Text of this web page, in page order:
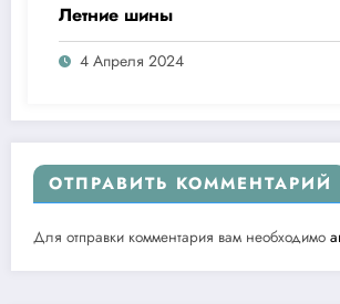
Летние шины
4 Апреля 2024
ОТПРАВИТЬ КОММЕНТАРИЙ
Для отправки комментария вам необходимо